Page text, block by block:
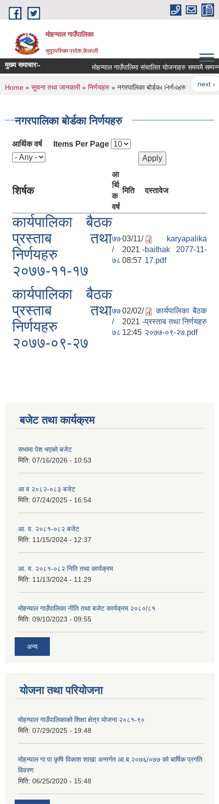
Skip to main content
मोहन्याल गाउँपालिका
सुदूरपश्चिम प्रदेश,कैलाली
मुख्य समाचारः- मोहन्याल गाउँपालिमा संचालित योजनाहरु समयमै
1 of 16 next ›
You are here
Home » सूचना तथा जानकारी» निर्णयहरु » नगरपालिका बोर्डका निर्णयहरु
नगरपालिका बोर्डका निर्णयहरु
आर्थिक वर्ष Items Per Page
शिर्षक
आ
र्थि
क
वर्ष
मिति दस्तावेज
कार्यपालिका बैठक
प्रस्ताब तथा
निर्णयहरु
२०७७-११-१७
७७
/
७८
03/11/
2021 -
08:57
karyapalika
baithak 2077-11-
17.pdf
कार्यपालिका बैठक
प्रस्ताब तथा
निर्णयहरु
२०७७-०९-२७
७७
/
७८
02/02/
2021 -
12:45
कार्यपालिका बैठक
प्रस्ताब तथा निर्णयहरु
२०७७-०९-२७.pdf
बजेट तथा कार्यक्रम
सभामा पेश भएको बजेट
मिति: 07/16/2026 - 10:53
आ व २०८२-०८३ बजेट
मिति: 07/24/2025 - 16:54
आ. व. २०८१-०८२ बजेट
मिति: 11/15/2024 - 12:37
आ. व. २०८१-०८२ निति तथा कार्यक्रम
मिति: 11/13/2024 - 11:29
मोहन्याल गाउँपालिका नीति तथा बजेट कार्यक्रम २०८०/८१
मिति: 09/10/2023 - 09:55
अन्य
योजना तथा परियोजना
मोहन्याल गाउँपालिकाको शिक्षा क्षेत्र योजना २०८१-९०
मिति: 07/29/2025 - 19:48
मोहन्याल गा.पा कृषि विकाश शाखा अन्तर्गत आ.ब.२०७६/०७७ को बार्षिक प्रगति
विवरण
मिति: 06/25/2020 - 15:48